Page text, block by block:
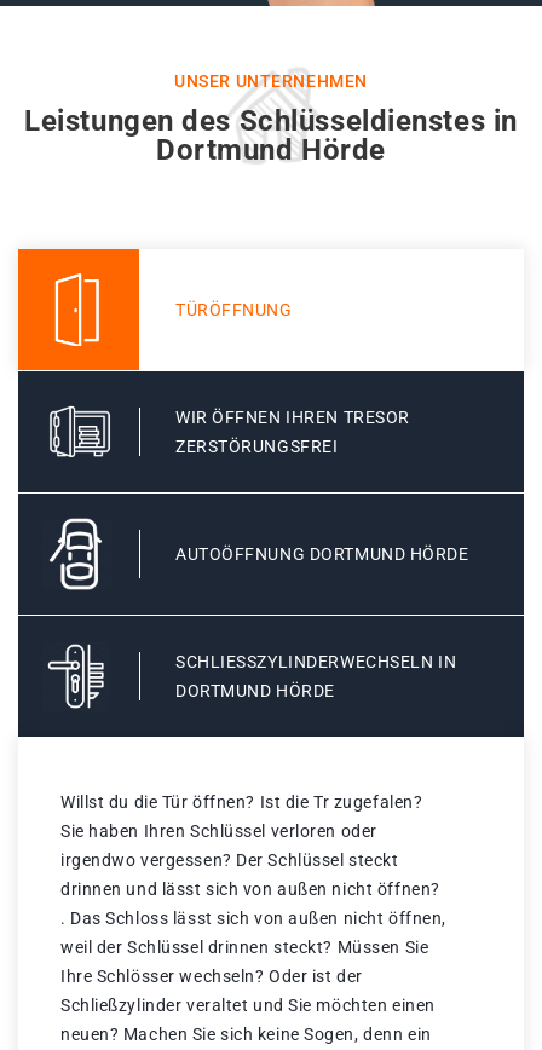
UNSER UNTERNEHMEN
Leistungen des Schlüsseldienstes in
Dortmund Hörde
TÜRÖFFNUNG
WIR ÖFFNEN IHREN TRESOR
ZERSTÖRUNGSFREI
AUTOÖFFNUNG DORTMUND HÖRDE
SCHLIESSZYLINDERWECHSELN IN D
ORTMUND HÖRDE
Willst du die Tür öffnen? Ist die Tr zugefalen?
Sie haben Ihren Schlüssel verloren oder
irgendwo vergessen? Der Schlüssel steckt
drinnen und lässt sich von außen nicht öffnen?
. Das Schloss lässt sich von außen nicht öffnen,
weil der Schlüssel drinnen steckt? Müssen Sie
Ihre Schlösser wechseln? Oder ist der
Schließzylinder veraltet und Sie möchten einen
neuen? Machen Sie sich keine Sogen, denn ein